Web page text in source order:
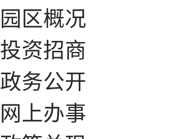
园区概况
投资招商
政务公开
网上办事